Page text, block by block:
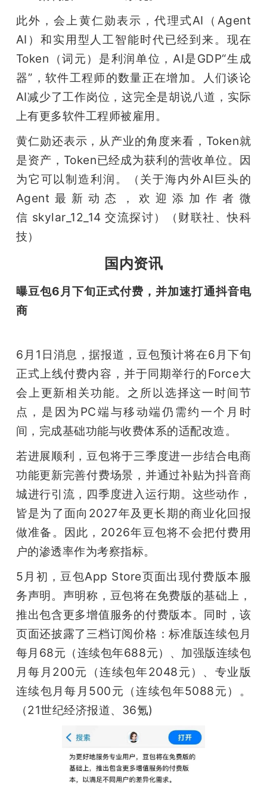
此外，会上黄仁勋表示，代理式AI（Agent
AI）和实用型人工智能时代已经到来。现在
Token（词元）是利润单位，AI是GDP“生成
器”，软件工程师的数量正在增加。人们谈论
AI减少了工作岗位，这完全是胡说八道，实际
上有更多软件工程师被雇用。
黄仁勋还表示，从产业的角度来看，Token就
是资产，Token已经成为获利的营收单位。因
为它可以制造利润。（关于海内外AI巨头的
Agent最新动态，欢迎添加作者微
信 skylar_12_14 交流探讨）（财联社、快科
技）
国内资讯
曝豆包6月下旬正式付费，并加速打通抖音电
商
6月1日消息，据报道，豆包预计将在6月下旬
正式上线付费内容，并于同期举行的Force大
会上更新相关功能。之所以选择这一时间节
点，是因为PC端与移动端仍需约一个月时
间，完成基础功能与收费体系的适配改造。
若进展顺利，豆包将于三季度进一步结合电商
功能更新完善付费场景，并通过补贴为抖音商
城进行引流，四季度进入运行期。这些动作，
皆是为了面向2027年及更长期的商业化回报
做准备。因此，2026年豆包将不会把付费用
户的渗透率作为考察指标。
5月初，豆包App Store页面出现付费版本服
务声明。声明称，豆包将在免费版的基础上，
推出包含更多增值服务的付费版本。同时，该
页面还披露了三档订阅价格：标准版连续包月
每月68元（连续包年688元）、加强版连续包
月每月200元（连续包年2048元）、专业版
连续包月每月500元（连续包年5088元）。
（21世纪经济报道、36氪)